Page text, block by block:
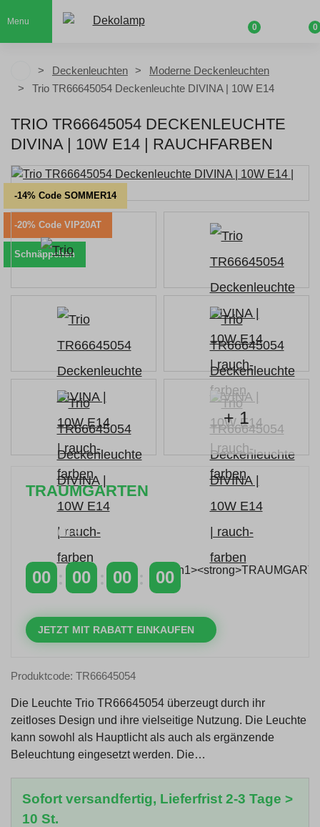
Menu
0 0
Deckenleuchten
Moderne Deckenleuchten
Trio TR66645054 Deckenleuchte DIVINA | 10W E14
TRIO TR66645054 DECKENLEUCHTE
DIVINA | 10W E14 | RAUCH­FAR­BEN
-14% Code SOMMER14
-20% Code VIP20AT
Schnäppchen
+ 1
TRAUMGARTEN
über 400 €
00 00 00 00
JETZT MIT RABATT EINKAUFEN
Produktcode: TR66645054
Die Leuchte Trio TR66645054 überzeugt durch ihr
zeitloses Design und ihre vielseitige Nutzung. Die Leuchte
kann sowohl als Hauptlicht als auch als ergänzende
Beleuchtung eingesetzt werden. Die…
Sofort versandfertig, Lieferfrist 2-3 Tage >
10 St.